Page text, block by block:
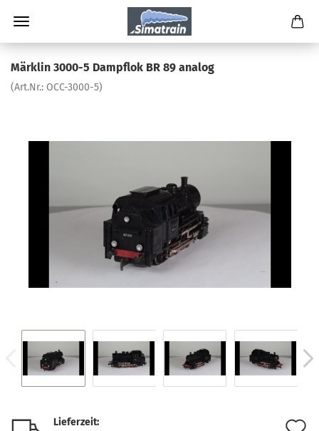
Märklin 3000-5 Dampflok BR 89 analog
(Art.Nr.: OCC-3000-5)
Lieferzeit: